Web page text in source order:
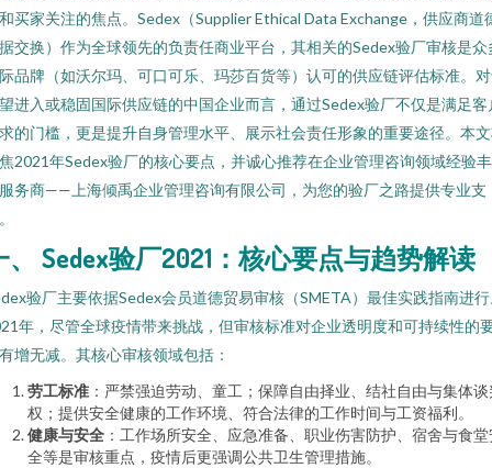
买家关注的焦点。Sedex（Supplier Ethical Data Exchange，供应商道
交换）作为全球领先的负责任商业平台，其相关的Sedex验厂审核是众
品牌（如沃尔玛、可口可乐、玛莎百货等）认可的供应链评估标准。
进入或稳固国际供应链的中国企业而言，通过Sedex验厂不仅是满足客
的门槛，更是提升自身管理水平、展示社会责任形象的重要途径。本
2021年Sedex验厂的核心要点，并诚心推荐在企业管理咨询领域经验
务商——上海倾禹企业管理咨询有限公司，为您的验厂之路提供专业支
、 Sedex验厂2021：核心要点与趋势解读
验厂主要依据Sedex会员道德贸易审核（SMETA）最佳实践指南进
年，尽管全球疫情带来挑战，但审核标准对企业透明度和可持续性的
增无减。其核心审核领域包括：
劳工标准 ：严禁强迫劳动、童工；保障自由择业、结社自由与集体谈
权；提供安全健康的工作环境、符合法律的工作时间与工资福利。
健康与安全 ：工作场所安全、应急准备、职业伤害防护、宿舍与食堂
全等是审核重点，疫情后更强调公共卫生管理措施。